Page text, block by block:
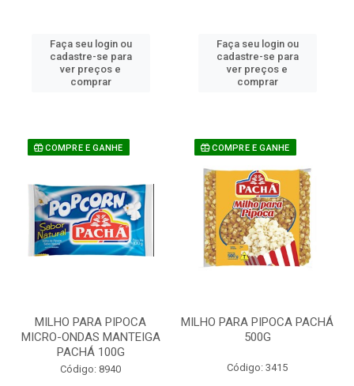
Faça seu login ou
cadastre-se para
ver preços e
comprar
Faça seu login ou
cadastre-se para
ver preços e
comprar
COMPRE E GANHE
MILHO PARA PIPOCA
MICRO-ONDAS MANTEIGA
PACHÁ 100G
Código: 8940
COMPRE E GANHE
MILHO PARA PIPOCA PACHÁ
500G
Código: 3415